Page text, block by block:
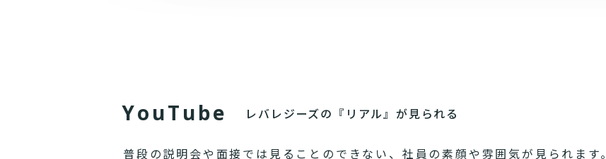
YouTube レバレジーズの『リアル』が見られる
普段の説明会や面接では見ることのできない、社員の素顔や雰囲気が見られます。